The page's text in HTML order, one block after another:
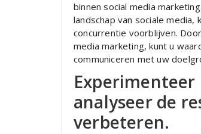
binnen social media
landschap van sociale
concurrentie voorblijven.
media marketing, kunt u
communiceren met uw
analyseer de
verbeteren.